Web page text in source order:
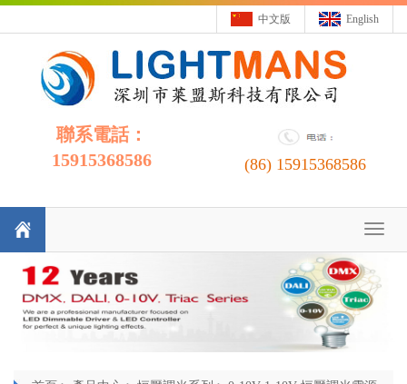
English
中文版
聯系電話：
15915368586
(86) 15915368586